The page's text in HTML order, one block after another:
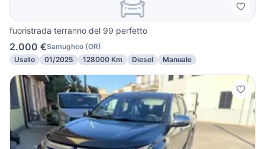
fuoristrada terranno del 99 perfetto
2.000 €Samugheo (OR)
Usato
01/2025 128000 Km Diesel Manuale